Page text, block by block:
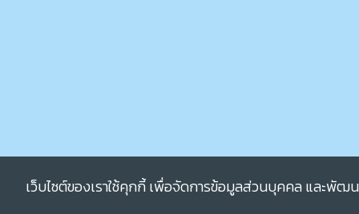
เว็บไซต์ของเราใช้คุกกี้ เพื่อจัดการข้อมูลส่วนบุคคล และพัฒ